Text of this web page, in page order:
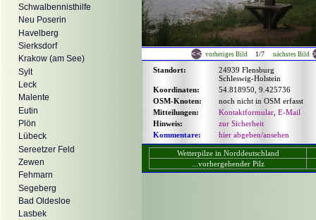
Schwalbennisthilfe
Neu Poserin
Havelberg
Sierksdorf
Krakow (am See)
Sylt
Leck
Malente
Eutin
Plön
Lübeck
Sereetzer Feld
Zewen
Fehmarn
Segeberg
Bad Oldesloe
Lasbek
vorheriges Bild 1/7 nächstes Bild
Standort:
24939 Flensburg
Schleswig-Holstein
Koordinaten:
54.818950, 9.425736
OSM-Knoten:
noch nicht in OSM erfasst
Mitteilungen:
Kontaktformular E-Mail
Hinweis:
zur Sicherheit
Kommentare:
hier abgeben/ansehen
Wetterpilze in Norddeutschland
...vorhergehender Pilz